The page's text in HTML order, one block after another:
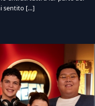
sentito […]